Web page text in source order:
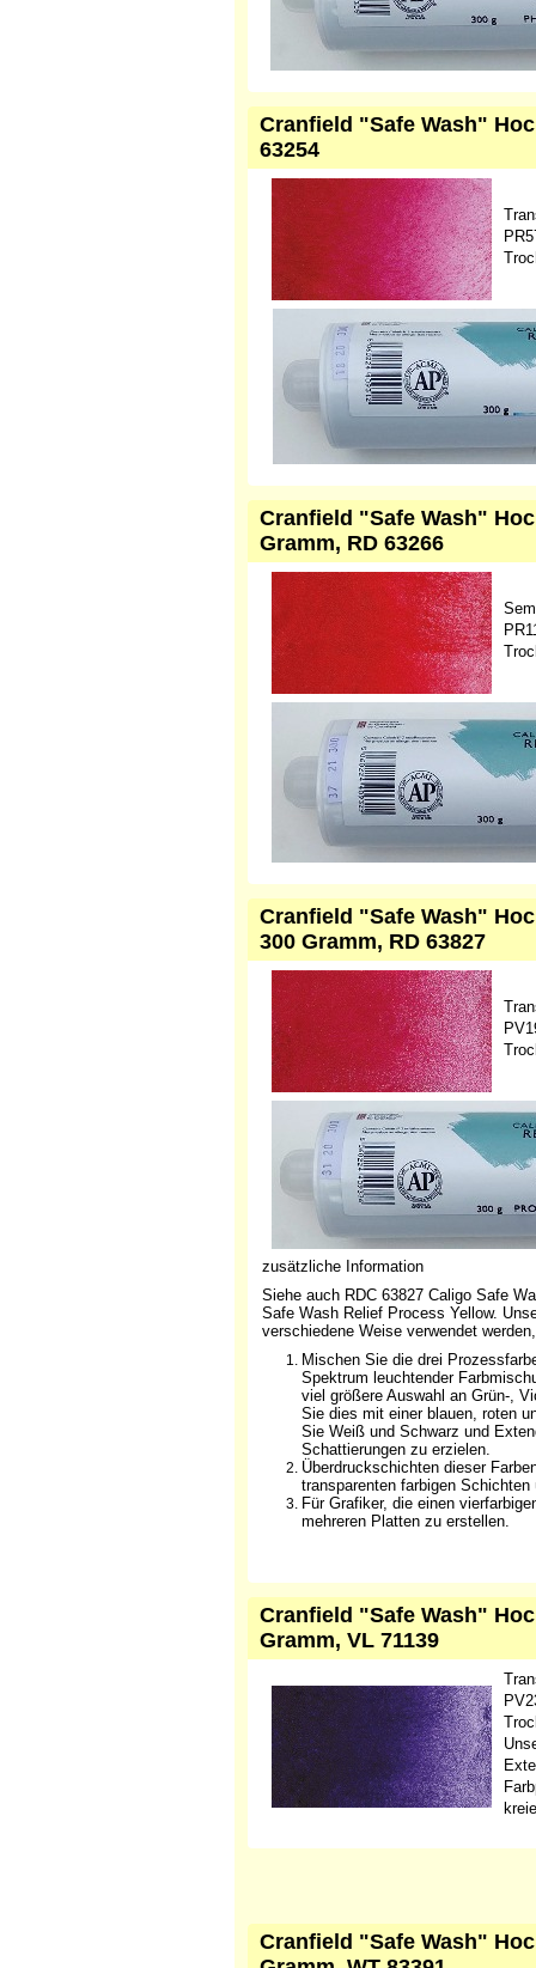
Cranfield "Safe Wash"
63254
Cranfield "Safe Wash"
Gramm, RD 63266
Cranfield "Safe Wash"
300 Gramm, RD 63827
zusätzliche Information
Siehe auch RDC 63827 Caligo Safe
Safe Wash Relief Process Yellow.
verschiedene Weise verwendet
Mischen Sie die drei
Spektrum leuchtender
viel größere Auswahl an Grün-,
Sie dies mit einer blauen, roten
Sie Weiß und Schwarz und
Schattierungen zu erzielen.
Überdruckschichten dieser
transparenten farbigen Schichten
Für Grafiker, die einen
mehreren Platten zu erstellen.
Cranfield "Safe Wash"
Gramm, VL 71139
Cranfield "Safe Wash"